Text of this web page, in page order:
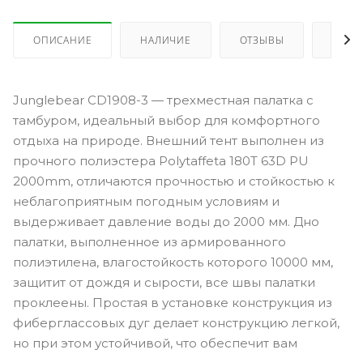
ОПИСАНИЕ НАЛИЧИЕ ОТЗЫВЫ КАК
Junglebear CD1908-3 — трехместная палатка с
тамбуром, идеальный выбор для комфортного
отдыха на природе. Внешний тент выполнен из
прочного полиэстера Polytaffeta 180T 63D PU
2000mm, отличаются прочностью и стойкостью к
неблагоприятным погодным условиям и
выдерживает давление воды до 2000 мм. Дно
палатки, выполненное из армированного
полиэтилена, влагостойкость которого 10000 мм,
защитит от дождя и сырости, все швы палатки
проклеены. Простая в установке конструкция из
фиберглассовых дуг делает конструкцию легкой,
но при этом устойчивой, что обеспечит вам